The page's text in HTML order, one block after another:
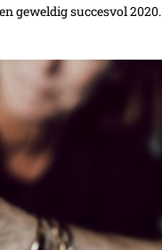
geweldig succesvol 2020.